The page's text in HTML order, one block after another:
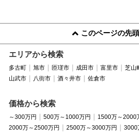
このページの先
エリアから検索
多古町 旭市 匝瑳市 成田市 富里市 芝山
山武市
八街市 酒々井市 佐倉市
価格から検索
～300万円 500万～1000万円
1500万～2000
2000万～2500万円
2500万～3000万円
3000